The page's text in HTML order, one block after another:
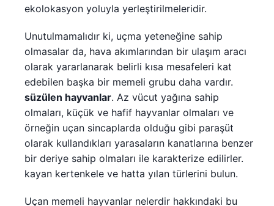
ekolokasyon yoluyla yerleştirilmeleridir.
Unutulmamalıdır ki, uçma yeteneğine sahip
olmasalar da, hava akımlarından bir ulaşım aracı
olarak yararlanarak belirli kısa mesafeleri kat
edebilen başka bir memeli grubu daha vardır.
süzülen hayvanlar. Az vücut yağına sahip
olmaları, küçük ve hafif hayvanlar olmaları ve
örneğin uçan sincaplarda olduğu gibi paraşüt
olarak kullandıkları yarasaların kanatlarına benzer
bir deriye sahip olmaları ile karakterize edilirler.
kayan kertenkele ve hatta yılan türlerini bulun.
Uçan memeli hayvanlar nelerdir hakkındaki bu